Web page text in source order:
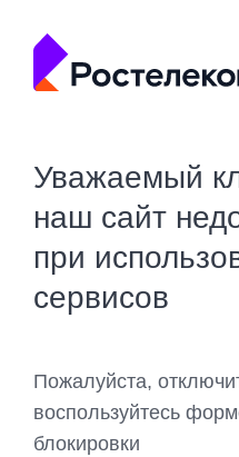
Уважаемый
наш сайт
при
сервисов
Пожалуйста,
воспользуйтесь
блокировки